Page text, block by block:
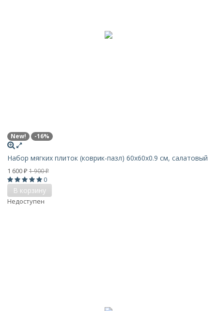
New! -16%
Набор мягких плиток (коврик-пазл) 60х60x0.9 см, салатовый
1 600 ₽ 1 900₽
0
В корзину
Недоступен